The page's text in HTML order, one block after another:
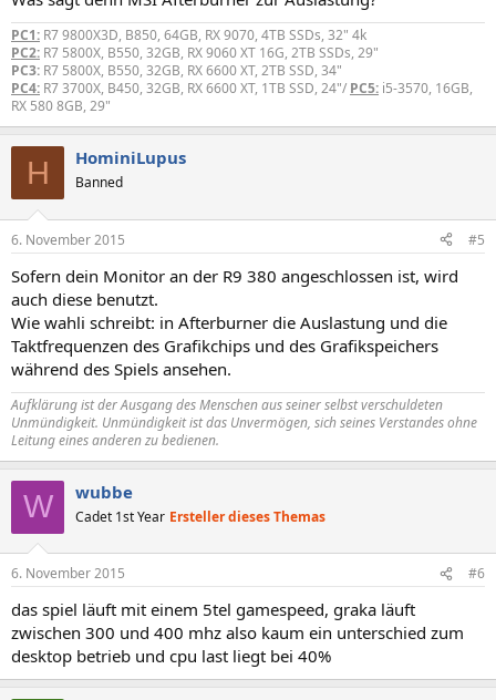
PC1: R7 9800X3D, B850, 64GB, RX 9070, 4TB SSDs, 32" 4k
PC2: R7 5800X, B550, 32GB, RX 9060 XT 16G, 2TB SSDs, 29"
PC3: R7 5800X, B550, 32GB, RX 6600 XT, 2TB SSD, 34"
PC4: R7 3700X, B450, 32GB, RX 6600 XT, 1TB SSD, 24"/ PC5: i5-3570, 16GB,
RX 580 8GB, 29"
H HominiLupus
Banned
6. November 2015 #5
Sofern dein Monitor an der R9 380 angeschlossen ist, wird
auch diese benutzt.
Wie wahli schreibt: in Afterburner die Auslastung und die
Taktfrequenzen des Grafikchips und des Grafikspeichers
während des Spiels ansehen.
Aufklärung ist der Ausgang des Menschen aus seiner selbst verschuldeten
Unmündigkeit. Unmündigkeit ist das Unvermögen, sich seines Verstandes ohne
Leitung eines anderen zu bedienen.
W wubbe
Cadet 1st Year Ersteller dieses Themas
6. November 2015 #6
das spiel läuft mit einem 5tel gamespeed, graka läuft
zwischen 300 und 400 mhz also kaum ein unterschied zum
desktop betrieb und cpu last liegt bei 40%